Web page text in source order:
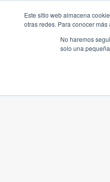
Este sitio web almacena
otras redes. Para conocer
No haremos
solo una